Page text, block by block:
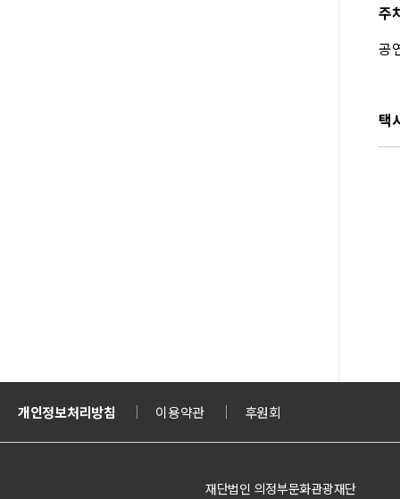
주
공
택
개인정보처리방침 이용약관 후원회
켓 의정부도시교육재단 의정부도시공사
재단법인 의정부문화관광재단